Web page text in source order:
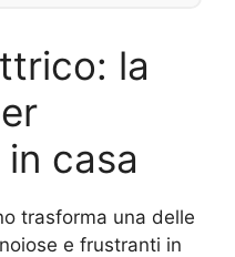
la
in casa
trasforma una delle
e frustranti in